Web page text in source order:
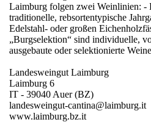
Laimburg folgen zwei Weinlinien: -
traditionelle, rebsortentypische
Edelstahl- oder großen
„Burgselektion“ sind individuelle,
ausgebaute oder selektionierte
Landesweingut Laimburg
Laimburg 6
IT - 39040 Auer (BZ)
landesweingut-cantina@laimburg.it
www.laimburg.bz.it